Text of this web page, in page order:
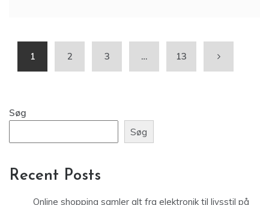
1 2 3 … 13
Søg
Søg
Recent Posts
Online shopping samler alt fra elektronik til livsstil på